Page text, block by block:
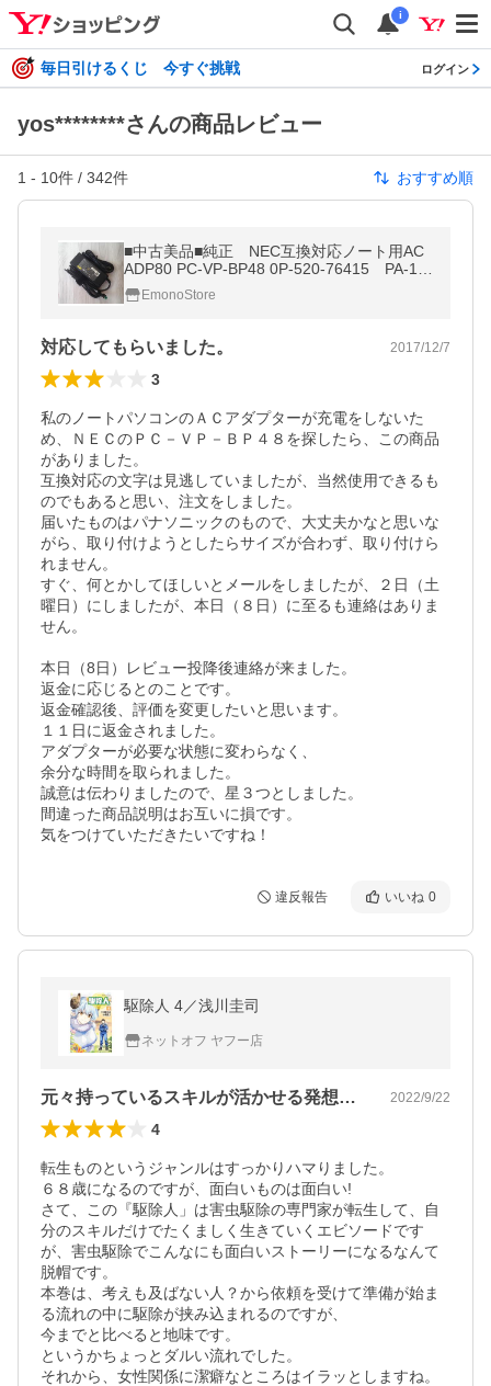
i
毎日引けるくじ 今すぐ挑戦 ログイン
yos********さんの商品レビュー
1 - 10件 / 342件 おすすめ順
■中古美品■純正 NEC互換対応ノート用AC
ADP80 PC-VP-BP48 0P-520-76415 PA-17
50-07 15V 5A
EmonoStore
対応してもらいました。 2017/12/7
3
私のノートパソコンのＡＣアダプターが充電をしないた
め、ＮＥＣのＰＣ－ＶＰ－ＢＰ４８を探したら、この商品
がありました。
互換対応の文字は見逃していましたが、当然使用できるも
のでもあると思い、注文をしました。
届いたものはパナソニックのもので、大丈夫かなと思いな
がら、取り付けようとしたらサイズが合わず、取り付けら
れません。
すぐ、何とかしてほしいとメールをしましたが、２日（土
曜日）にしましたが、本日（８日）に至るも連絡はありま
せん。
本日（8日）レビュー投降後連絡が来ました。
返金に応じるとのことです。
返金確認後、評価を変更したいと思います。
１１日に返金されました。
アダプターが必要な状態に変わらなく、
余分な時間を取られました。
誠意は伝わりましたので、星３つとしました。
間違った商品説明はお互いに損です。
気をつけていただきたいですね！
違反報告 いいね 0
駆除人 4／浅川圭司
ネットオフ ヤフー店
元々持っているスキルが活かせる発想がいい 2022/9/22
4
転生ものというジャンルはすっかりハマりました。
６８歳になるのですが、面白いものは面白い!
さて、この『駆除人」は害虫駆除の専門家が転生して、自
分のスキルだけでたくましく生きていくエビソードです
が、害虫駆除でこんなにも面白いストーリーになるなんて
脱帽です。
本巻は、考えも及ばない人？から依頼を受けて準備が始ま
る流れの中に駆除が挟み込まれるのですが、
今までと比べると地味です。
というかちょっとダルい流れでした。
それから、女性関係に潔癖なところはイラッとしますね。